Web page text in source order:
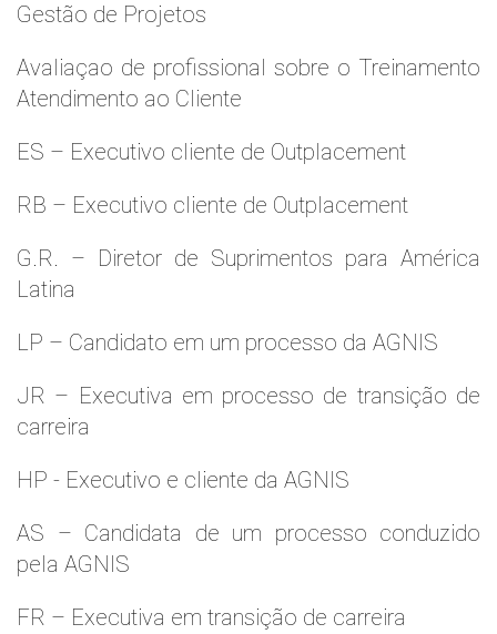
Gestão de Projetos
Avaliaçao de profissional sobre o Treinamento
Atendimento ao Cliente
ES – Executivo cliente de Outplacement
RB – Executivo cliente de Outplacement
G.R. – Diretor de Suprimentos para América
Latina
LP – Candidato em um processo da AGNIS
JR – Executiva em processo de transição de
carreira
HP - Executivo e cliente da AGNIS
AS – Candidata de um processo conduzido
pela AGNIS
FR – Executiva em transição de carreira